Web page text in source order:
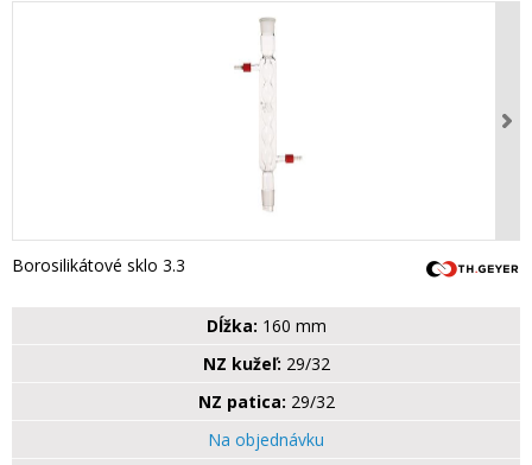
Borosilikátové sklo 3.3
Dĺžka: 160 mm
NZ kužeľ: 29/32
NZ patica: 29/32
Na objednávku